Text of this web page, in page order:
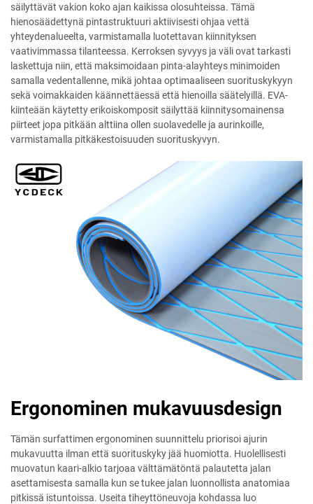
säilyttävät vakion koko ajan kaikissa olosuhteissa. Tämä
hienosäädettynä pintastruktuuri aktiivisesti ohjaa vettä
yhteydenalueelta, varmistamalla luotettavan kiinnityksen
vaativimmassa tilanteessa. Kerroksen syvyys ja väli ovat tarkasti
laskettuja niin, että maksimoidaan pinta-alayhteys minimoiden
samalla vedentallenne, mikä johtaa optimaaliseen suorituskykyyn
sekä voimakkaiden käännettäessä että hienoilla säätelyillä. EVA-
kiinteään käytetty erikoiskomposit säilyttää kiinnitysomainensa
piirteet jopa pitkään alttiina ollen suolavedelle ja aurinkoille,
varmistamalla pitkäkestoisuuden suorituskyvyn.
Ergonominen mukavuusdesign
Tämän surfattimen ergonominen suunnittelu priorisoi ajurin
mukavuutta ilman että suorituskyky jää huomiotta. Huolellisesti
muovatun kaari-alkio tarjoaa välttämätöntä palautetta jalan
asettamisesta samalla kun se tukee jalan luonnollista anatomiaa
pitkissä istuntoissa. Useita tiheyttöneuvoja kohdassa luo